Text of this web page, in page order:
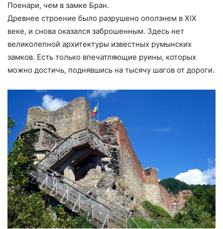
Поенари, чем в замке Бран.
Древнее строение было разрушено оползнем в XIX
веке, и снова оказался заброшенным. Здесь нет
великолепной архитектуры известных румынских
замков. Есть только впечатляющие руины, которых
можно достичь, поднявшись на тысячу шагов от дороги.